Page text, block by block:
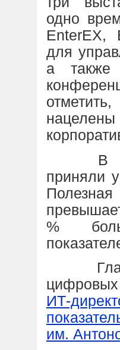
одно
EnterEX,
для
а также
В
приняли
%
ИТ-
им.